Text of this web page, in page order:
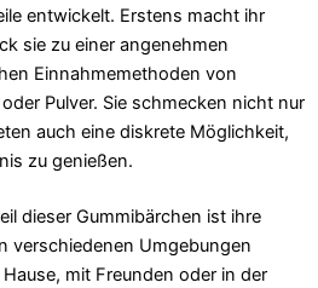
entwickelt. Erstens macht ihr
sie zu einer angenehmen
Einnahmemethoden von
Pulver. Sie schmecken nicht nur
auch eine diskrete Möglichkeit,
zu genießen.
dieser Gummibärchen ist ihre
verschiedenen Umgebungen
mit Freunden oder in der